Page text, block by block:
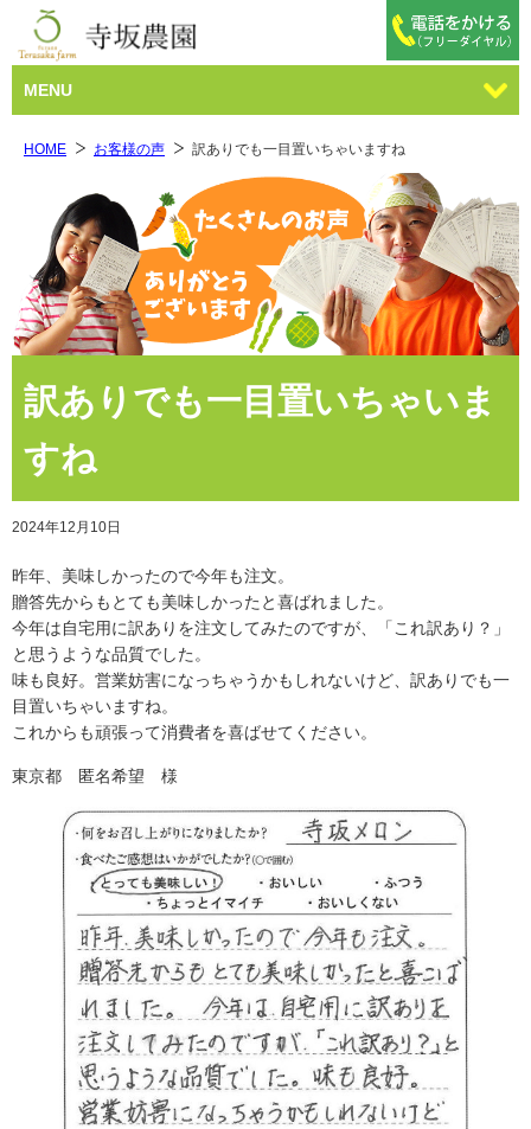
MENU
HOME お客様の声 訳ありでも一目置いちゃいますね
訳ありでも一目置いちゃいま
すね
2024年12月10日
昨年、美味しかったので今年も注文。
贈答先からもとても美味しかったと喜ばれました。
今年は自宅用に訳ありを注文してみたのですが、「これ訳あり？」
と思うような品質でした。
味も良好。営業妨害になっちゃうかもしれないけど、訳ありでも一
目置いちゃいますね。
これからも頑張って消費者を喜ばせてください。
東京都 匿名希望 様